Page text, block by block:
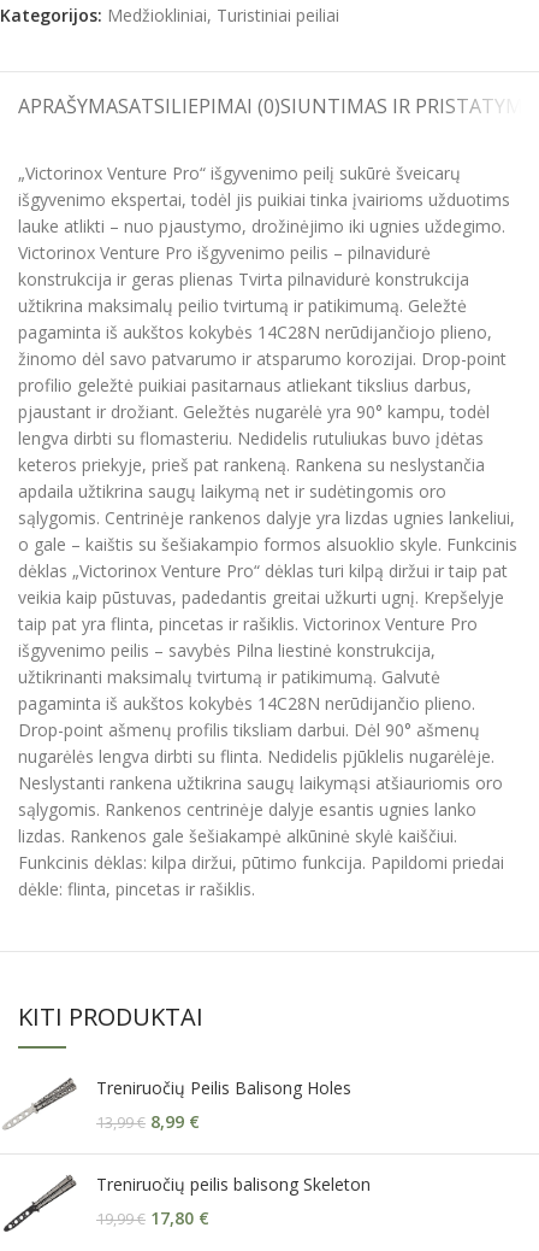
Kategorijos: Medžiokliniai, Turistiniai peiliai
APRAŠYMASATSILIEPIMAI (0)SIUNTIMAS IR
„Victorinox Venture Pro“ išgyvenimo peilį sukūrė šveicarų
išgyvenimo ekspertai, todėl jis puikiai tinka įvairioms užduotims
lauke atlikti – nuo pjaustymo, drožinėjimo iki ugnies uždegimo.
Victorinox Venture Pro išgyvenimo peilis – pilnavidurė
konstrukcija ir geras plienas Tvirta pilnavidurė konstrukcija
užtikrina maksimalų peilio tvirtumą ir patikimumą. Geležtė
pagaminta iš aukštos kokybės 14C28N nerūdijančiojo plieno,
žinomo dėl savo patvarumo ir atsparumo korozijai. Drop-point
profilio geležtė puikiai pasitarnaus atliekant tikslius darbus,
pjaustant ir drožiant. Geležtės nugarėlė yra 90° kampu, todėl
lengva dirbti su flomasteriu. Nedidelis rutuliukas buvo įdėtas
keteros priekyje, prieš pat rankeną. Rankena su neslystančia
apdaila užtikrina saugų laikymą net ir sudėtingomis oro
sąlygomis. Centrinėje rankenos dalyje yra lizdas ugnies lankeliui,
o gale – kaištis su šešiakampio formos alsuoklio skyle. Funkcinis
dėklas „Victorinox Venture Pro“ dėklas turi kilpą diržui ir taip pat
veikia kaip pūstuvas, padedantis greitai užkurti ugnį. Krepšelyje
taip pat yra flinta, pincetas ir rašiklis. Victorinox Venture Pro
išgyvenimo peilis – savybės Pilna liestinė konstrukcija,
užtikrinanti maksimalų tvirtumą ir patikimumą. Galvutė
pagaminta iš aukštos kokybės 14C28N nerūdijančio plieno.
Drop-point ašmenų profilis tiksliam darbui. Dėl 90° ašmenų
nugarėlės lengva dirbti su flinta. Nedidelis pjūklelis nugarėlėje.
Neslystanti rankena užtikrina saugų laikymąsi atšiauriomis oro
sąlygomis. Rankenos centrinėje dalyje esantis ugnies lanko
lizdas. Rankenos gale šešiakampė alkūninė skylė kaiščiui.
Funkcinis dėklas: kilpa diržui, pūtimo funkcija. Papildomi priedai
dėkle: flinta, pincetas ir rašiklis.
KITI PRODUKTAI
Treniruočių Peilis Balisong Holes
13,99€ 8,99 €
Treniruočių peilis balisong Skeleton
19,99€ 17,80 €